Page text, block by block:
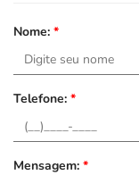
Nome: *
Telefone: *
Mensagem: *